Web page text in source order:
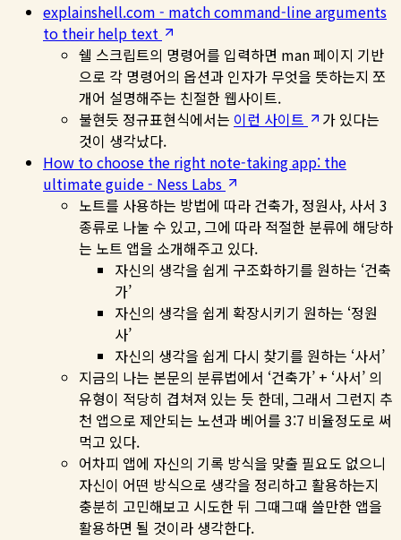
explainshell.com - match command-line arguments
to their help text
쉘 스크립트의 명령어를 입력하면 man 페이지 기반
으로 각 명령어의 옵션과 인자가 무엇을 뜻하는지 쪼
개어 설명해주는 친절한 웹사이트.
불현듯 정규표현식에서는 이런 사이트
가 있다는
것이 생각났다.
How to choose the right note-taking app: the
ultimate guide - Ness Labs
노트를 사용하는 방법에 따라 건축가, 정원사, 사서 3
종류로 나눌 수 있고, 그에 따라 적절한 분류에 해당하
는 노트 앱을 소개해주고 있다.
자신의 생각을 쉽게 구조화하기를 원하는 ‘건축
가’
자신의 생각을 쉽게 확장시키기 원하는 ‘정원
사’
자신의 생각을 쉽게 다시 찾기를 원하는 ‘사서’
지금의 나는 본문의 분류법에서 ‘건축가’ + ‘사서’ 의
유형이 적당히 겹쳐져 있는 듯 한데, 그래서 그런지 추
천 앱으로 제안되는 노션과 베어를 3:7 비율정도로 써
먹고 있다.
어차피 앱에 자신의 기록 방식을 맞출 필요도 없으니
자신이 어떤 방식으로 생각을 정리하고 활용하는지
충분히 고민해보고 시도한 뒤 그때그때 쓸만한 앱을
활용하면 될 것이라 생각한다.